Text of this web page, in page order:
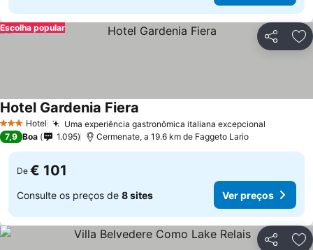
Partilhar
Escolha popular
3 EstrelasHotel Uma experiência gastronômica italiana excepcional
Hotel Gardenia Fiera
7,9 Boa 1.095 Cermenate, a 19.6 km de Faggeto Lario
De € 101
Consulte os preços de 8 sites Ver preços
Partilhar